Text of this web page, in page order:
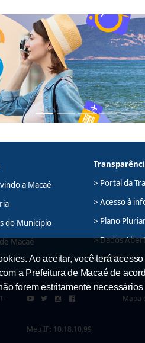
a Macaé
do Município
Macaé
> Portal da
> Acesso à
> Plano
> Dados
> LGPD
Mapa
Meu IP: 10.18.10.99
Ao aceitar, você terá acesso
a Prefeitura de Macaé de
forem estritamente necessários